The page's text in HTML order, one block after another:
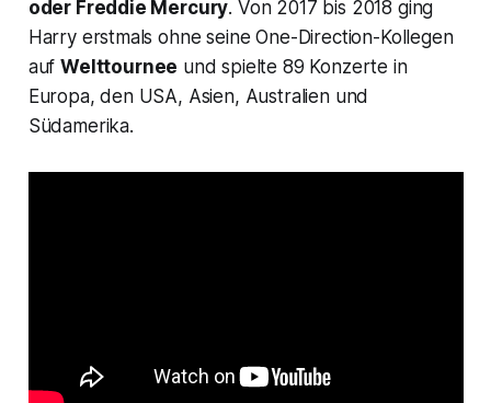
oder Freddie Mercury. Von 2017 bis 2018 ging
Harry erstmals ohne seine One-Direction-Kollegen
aufWelttournee und spielte 89 Konzerte in
Europa, den USA, Asien, Australien und
Südamerika.